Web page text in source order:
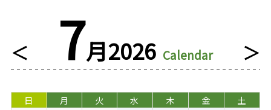
＜ 7月2026 Calendar ＞
日 月 火 水 木 金 土